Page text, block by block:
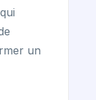
un